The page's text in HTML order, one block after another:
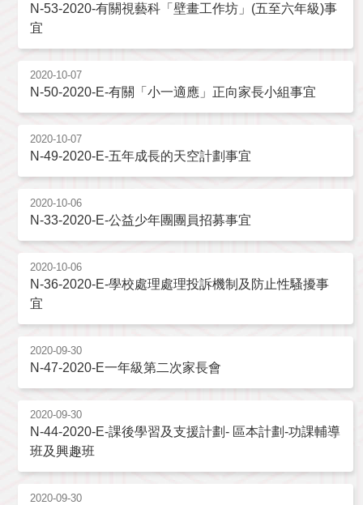
N-53-2020-有關視藝科「壁畫工作坊」(五至六年級)事
宜
2020-10-07
N-50-2020-E-有關「小一適應」正向家長小組事宜
2020-10-07
N-49-2020-E-五年成長的天空計劃事宜
2020-10-06
N-33-2020-E-公益少年團團員招募事宜
2020-10-06
N-36-2020-E-學校處理處理投訴機制及防止性騷擾事
宜
2020-09-30
N-47-2020-E一年級第二次家長會
2020-09-30
N-44-2020-E-課後學習及支援計劃- 區本計劃-功課輔導
班及興趣班
2020-09-30